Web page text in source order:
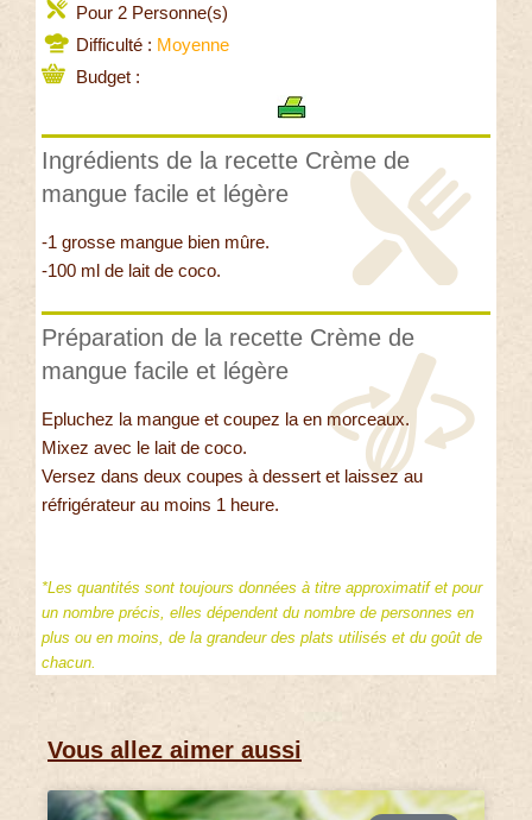
Pour 2 Personne(s)
Difficulté : Moyenne
Budget :
Ingrédients de la recette Crème de
mangue facile et légère
-1 grosse mangue bien mûre.
-100 ml de lait de coco.
Préparation de la recette Crème de
mangue facile et légère
Epluchez la mangue et coupez la en morceaux.
Mixez avec le lait de coco.
Versez dans deux coupes à dessert et laissez au
réfrigérateur au moins 1 heure.
*Les quantités sont toujours données à titre approximatif et pour
un nombre précis, elles dépendent du nombre de personnes en
plus ou en moins, de la grandeur des plats utilisés et du goût de
chacun.
Vous allez aimer aussi